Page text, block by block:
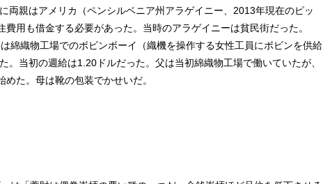
両親はアメリカ（ペンシルベニア州アラゲイニー、2013年現在のピッ
費用も借金する必要があった。当時のアラゲイニーは貧民街だった。
綿織物工場でのボビンボーイ（織機を操作する女性工員にボビンを供給
。当初の週給は1.20ドルだった。父は当初綿織物工場で働いていたが、
めた。母は靴の包装でかせいだ。